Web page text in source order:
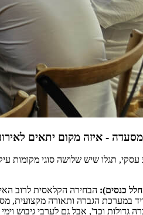
מסעדה - איזה מקום יתאים
תגלו שיש שלושה סוגי מקומות
כנסים): הבחירה הקלאסית לרוב
במערכת הגברה ותאורה מקצועית,
גדולות וכד', אבל גם לערבי גיבוש